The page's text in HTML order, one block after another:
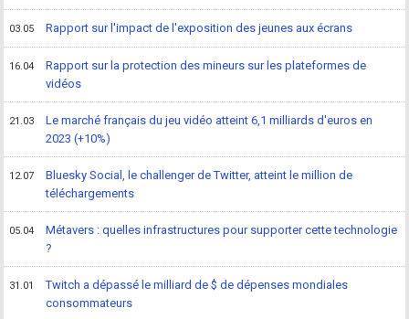
03.05 Rapport sur l'impact de l'exposition des jeunes aux écrans
16.04
Rapport sur la protection des mineurs sur les plateformes de
vidéos
21.03
Le marché français du jeu vidéo atteint 6,1 milliards d'euros en
2023 (+10%)
12.07
Bluesky Social, le challenger de Twitter, atteint le million de
téléchargements
05.04
Métavers : quelles infrastructures pour supporter cette technologie
?
31.01
Twitch a dépassé le milliard de $ de dépenses mondiales
consommateurs